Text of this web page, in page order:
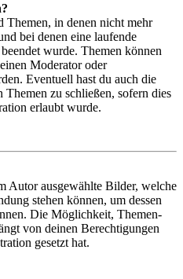
Themen, in denen nicht mehr
bei denen eine laufende
wurde. Themen können
Moderator oder
Eventuell hast du auch die
zu schließen, sofern dies
erlaubt wurde.
Autor ausgewählte Bilder, welche
stehen können, um dessen
Die Möglichkeit, Themen-
von deinen Berechtigungen
gesetzt hat.